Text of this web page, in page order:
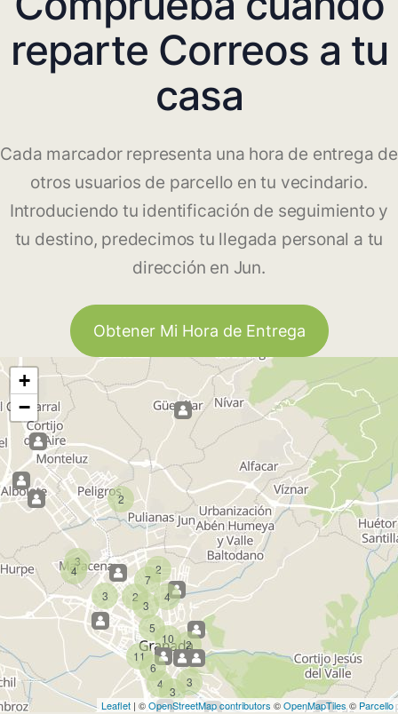
reparte Correos a tu
casa
Cada marcador representa una hora de entrega de
otros usuarios de parcello en tu vecindario.
Introduciendo tu identificación de seguimiento y
tu destino, predecimos tu llegada personal a tu
dirección en Jun.
Obtener Mi Hora de Entrega
2
5
4
3
3 2 4
2
3
7
3
4
3
6
11
10 2
+
−
Leaflet | ©OpenStreetMap contributors ©OpenMapTiles© Parcello